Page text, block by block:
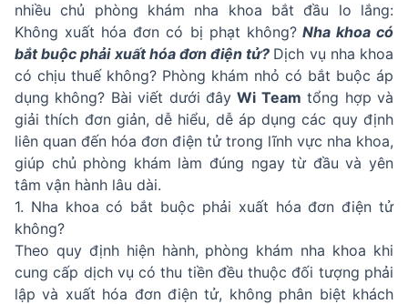
nhiều chủ phòng khám nha khoa bắt đầu lo lắng:
Không xuất hóa đơn có bị phạt không?Nha khoa có
bắt buộc phải xuất hóa đơn điện tử? Dịch vụ nha khoa
có chịu thuế không? Phòng khám nhỏ có bắt buộc áp
dụng không? Bài viết dưới đâyWi Team tổng hợp và
giải thích đơn giản, dễ hiểu, dễ áp dụng các quy định
liên quan đến hóa đơn điện tử trong lĩnh vực nha khoa,
giúp chủ phòng khám làm đúng ngay từ đầu và yên
tâm vận hành lâu dài.
1. Nha khoa có bắt buộc phải xuất hóa đơn điện tử
không?
Theo quy định hiện hành, phòng khám nha khoa khi
cung cấp dịch vụ có thu tiền đều thuộc đối tượng phải
lập và xuất hóa đơn điện tử, không phân biệt khách